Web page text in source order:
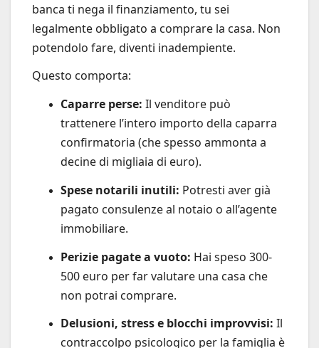
banca ti nega il finanziamento, tu sei
legalmente obbligato a comprare la casa. Non
potendolo fare, diventi inadempiente.
Questo comporta:
Caparre perse: Il venditore può
trattenere l’intero importo della caparra
confirmatoria (che spesso ammonta a
decine di migliaia di euro).
Spese notarili inutili: Potresti aver già
pagato consulenze al notaio o all’agente
immobiliare.
Perizie pagate a vuoto: Hai speso 300-
500 euro per far valutare una casa che
non potrai comprare.
Delusioni, stress e blocchi improvvisi: Il
contraccolpo psicologico per la famiglia è